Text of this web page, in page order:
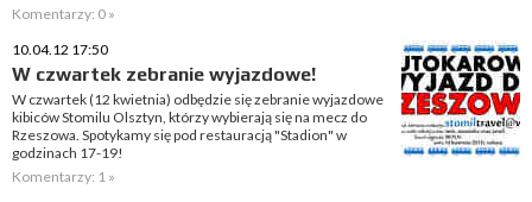
Komentarzy: 0 »
10.04.12 17:50
W czwartek zebranie wyjazdowe!
W czwartek (12 kwietnia) odbędzie się zebranie wyjazdowe
kibiców Stomilu Olsztyn, którzy wybierają się na mecz do
Rzeszowa. Spotykamy się pod restauracją "Stadion" w
godzinach 17-19!
Komentarzy: 1 »